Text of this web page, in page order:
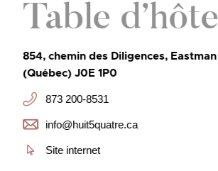
Table d’hôte
854, chemin des Diligences, Eastman
(Québec) J0E 1P0
873 200-8531
info@huit5quatre.ca
Site internet